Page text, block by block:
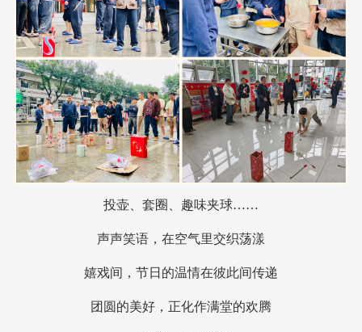
投壶、套圈、趣味夹球……
声声笑语，在空气里交织荡漾
嬉戏间，节日的温情在彼此间传递
团圆的美好，正化作满堂的欢腾